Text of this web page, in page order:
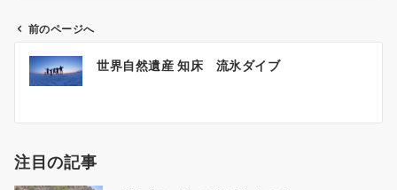
ビ
ー
シ
前のページへ
世界自然遺産 知床 流氷ダイブ
注目の記事